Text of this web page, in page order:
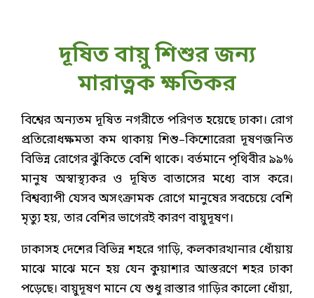
দূষিত বায়ু শিশুর জন্য
মারাত্নক ক্ষতিকর
বিশ্বের অন্যতম দূষিত নগরীতে পরিণত হয়েছে ঢাকা। রোগ
প্রতিরোধক্ষমতা কম থাকায় শিশু–কিশোরেরা দূষণজনিত
বিভিন্ন রোগের ঝুঁকিতে বেশি থাকে। বর্তমানে পৃথিবীর ৯৯%
মানুষ অস্বাস্থ্যকর ও দূষিত বাতাসের মধ্যে বাস করে।
বিশ্বব্যাপী যেসব অসংক্রামক রোগে মানুষের সবচেয়ে বেশি
মৃত্যু হয়, তার বেশির ভাগেরই কারণ বায়ুদূষণ।
ঢাকাসহ দেশের বিভিন্ন শহরে গাড়ি, কলকারখানার ধোঁয়ায়
মাঝে মাঝে মনে হয় যেন কুয়াশার আস্তরণে শহর ঢাকা
পড়েছে। বায়ুদূষণ মানে যে শুধু রাস্তার গাড়ির কালো ধোঁয়া,